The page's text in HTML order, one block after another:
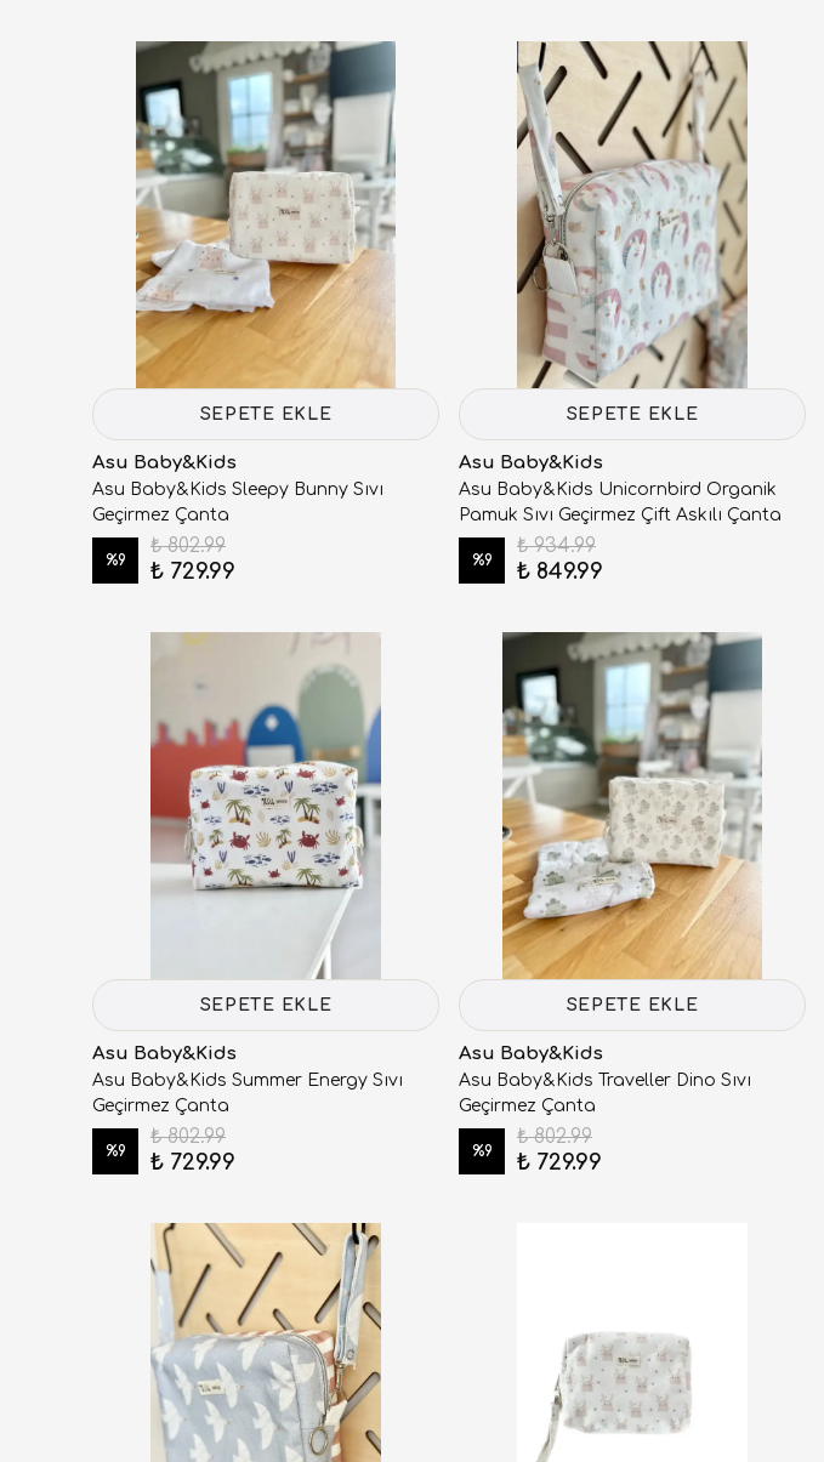
SEPETE EKLE
Asu Baby&Kids
Asu Baby&Kids Sleepy Bunny Sıvı
Geçirmez Çanta
%9
₺ 802.99
₺ 729.99
SEPETE EKLE
Asu Baby&Kids
Asu Baby&Kids Unicornbird Organik
Pamuk Sıvı Geçirmez Çift Askılı Çanta
%9
₺ 934.99
₺ 849.99
SEPETE EKLE
Asu Baby&Kids
Asu Baby&Kids Summer Energy Sıvı
Geçirmez Çanta
%9
₺ 802.99
₺ 729.99
SEPETE EKLE
Asu Baby&Kids
Asu Baby&Kids Traveller Dino Sıvı
Geçirmez Çanta
%9
₺ 802.99
₺ 729.99